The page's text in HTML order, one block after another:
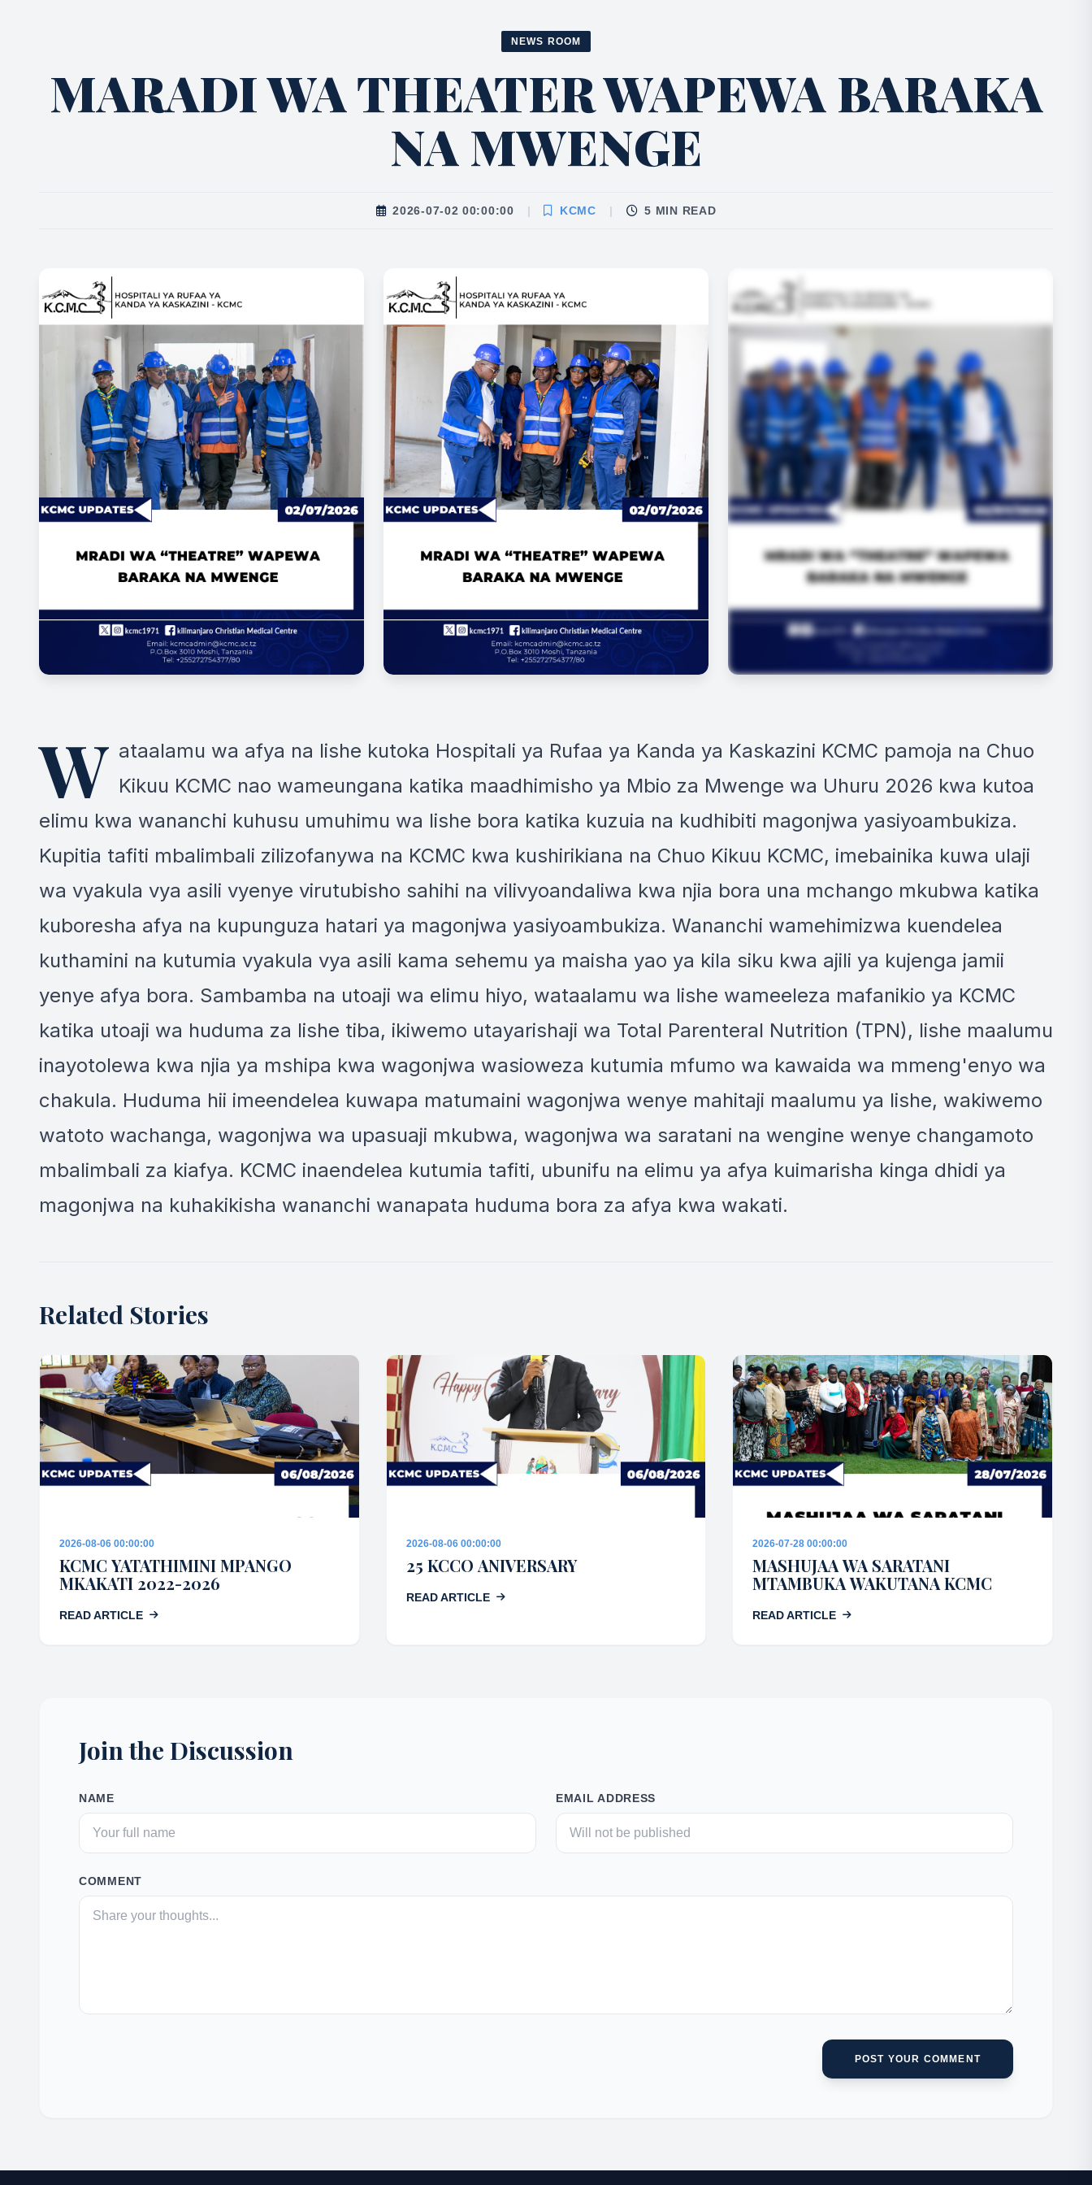
NEWS ROOM
MARADI WA THEATER WAPEWA BARAKA
NA MWENGE
2026-07-02 00:00:00 | KCMC | 5 MIN READ
W ataalamu wa afya na lishe kutoka Hospitali ya Rufaa ya Kanda ya Kaskazini KCMC pamoja na Chuo
Kikuu KCMC nao wameungana katika maadhimisho ya Mbio za Mwenge wa Uhuru 2026 kwa kutoa
elimu kwa wananchi kuhusu umuhimu wa lishe bora katika kuzuia na kudhibiti magonjwa yasiyoambukiza.
Kupitia tafiti mbalimbali zilizofanywa na KCMC kwa kushirikiana na Chuo Kikuu KCMC, imebainika kuwa ulaji
wa vyakula vya asili vyenye virutubisho sahihi na vilivyoandaliwa kwa njia bora una mchango mkubwa katika
kuboresha afya na kupunguza hatari ya magonjwa yasiyoambukiza. Wananchi wamehimizwa kuendelea
kuthamini na kutumia vyakula vya asili kama sehemu ya maisha yao ya kila siku kwa ajili ya kujenga jamii
yenye afya bora. Sambamba na utoaji wa elimu hiyo, wataalamu wa lishe wameeleza mafanikio ya KCMC
katika utoaji wa huduma za lishe tiba, ikiwemo utayarishaji wa Total Parenteral Nutrition (TPN), lishe maalumu
inayotolewa kwa njia ya mshipa kwa wagonjwa wasioweza kutumia mfumo wa kawaida wa mmeng'enyo wa
chakula. Huduma hii imeendelea kuwapa matumaini wagonjwa wenye mahitaji maalumu ya lishe, wakiwemo
watoto wachanga, wagonjwa wa upasuaji mkubwa, wagonjwa wa saratani na wengine wenye changamoto
mbalimbali za kiafya. KCMC inaendelea kutumia tafiti, ubunifu na elimu ya afya kuimarisha kinga dhidi ya
magonjwa na kuhakikisha wananchi wanapata huduma bora za afya kwa wakati.
Related Stories
2026-08-06 00:00:00
KCMC YATATHIMINI MPANGO
MKAKATI 2022-2026
READ ARTICLE
2026-08-06 00:00:00
25 KCCO ANIVERSARY
READ ARTICLE
2026-07-28 00:00:00
MASHUJAA WA SARATANI
MTAMBUKA WAKUTANA KCMC
READ ARTICLE
Join the Discussion
NAME EMAIL ADDRESS
COMMENT
POST YOUR COMMENT